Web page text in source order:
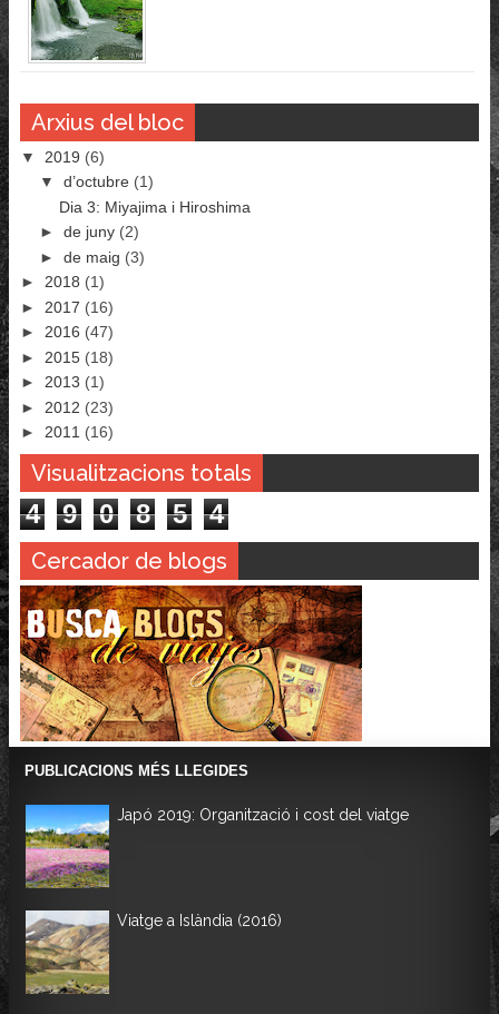
Arxius del bloc
▼ 2019 (6)
▼ d’octubre (1)
Dia 3: Miyajima i Hiroshima
► de juny (2)
► de maig (3)
► 2018 (1)
► 2017 (16)
► 2016 (47)
► 2015 (18)
► 2013 (1)
► 2012 (23)
► 2011 (16)
Visualitzacions totals
4 9 0 8 5 4
Cercador de blogs
PUBLICACIONS MÉS LLEGIDES
Japó 2019: Organització i cost del viatge
Viatge a Islàndia (2016)